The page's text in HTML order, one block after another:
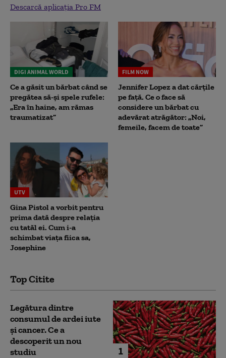
Descarcă aplicația Pro FM
DIGI ANIMAL WORLD
Ce a găsit un bărbat când se
pregătea să-și spele rufele:
„Era în haine, am rămas
traumatizat”
FILM NOW
Jennifer Lopez a dat cărțile
pe față. Ce o face să
considere un bărbat cu
adevărat atrăgător: „Noi,
femeile, facem de toate”
UTV
Gina Pistol a vorbit pentru
prima dată despre relația
cu tatăl ei. Cum i-a
schimbat viața fiica sa,
Josephine
Top Citite
1
Legătura dintre
consumul de ardei iute
și cancer. Ce a
descoperit un nou
studiu